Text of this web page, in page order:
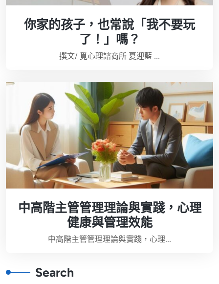
你家的孩子，也常說「我不要玩
了！」嗎？
撰文/ 覓心理諮商所 夏迎藍 ...
中高階主管管理理論與實踐，心理
健康與管理效能
中高階主管管理理論與實踐，心理...
Search